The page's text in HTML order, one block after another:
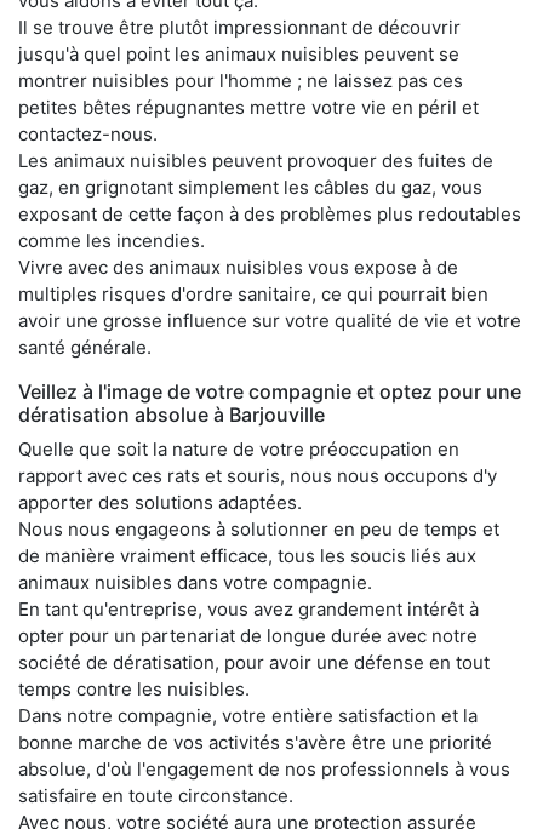
Il se trouve être plutôt impressionnant de découvrir
jusqu'à quel point les animaux nuisibles peuvent se
montrer nuisibles pour l'homme ; ne laissez pas ces
petites bêtes répugnantes mettre votre vie en péril et
contactez-nous.
Les animaux nuisibles peuvent provoquer des fuites de
gaz, en grignotant simplement les câbles du gaz, vous
exposant de cette façon à des problèmes plus redoutables
comme les incendies.
Vivre avec des animaux nuisibles vous expose à de
multiples risques d'ordre sanitaire, ce qui pourrait bien
avoir une grosse influence sur votre qualité de vie et votre
santé générale.
Veillez à l'image de votre compagnie et optez pour une
dératisation absolue à Barjouville
Quelle que soit la nature de votre préoccupation en
rapport avec ces rats et souris, nous nous occupons d'y
apporter des solutions adaptées.
Nous nous engageons à solutionner en peu de temps et
de manière vraiment efficace, tous les soucis liés aux
animaux nuisibles dans votre compagnie.
En tant qu'entreprise, vous avez grandement intérêt à
opter pour un partenariat de longue durée avec notre
société de dératisation, pour avoir une défense en tout
temps contre les nuisibles.
Dans notre compagnie, votre entière satisfaction et la
bonne marche de vos activités s'avère être une priorité
absolue, d'où l'engagement de nos professionnels à vous
satisfaire en toute circonstance.
Avec nous, votre société aura une protection assurée